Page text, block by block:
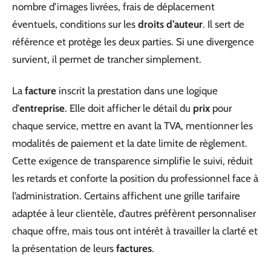
nombre d’images livrées, frais de déplacement
éventuels, conditions sur les droits d’auteur. Il sert de
référence et protège les deux parties. Si une divergence
survient, il permet de trancher simplement.
La facture inscrit la prestation dans une logique
d’entreprise. Elle doit afficher le détail du prix pour
chaque service, mettre en avant la TVA, mentionner les
modalités de paiement et la date limite de règlement.
Cette exigence de transparence simplifie le suivi, réduit
les retards et conforte la position du professionnel face à
l’administration. Certains affichent une grille tarifaire
adaptée à leur clientèle, d’autres préfèrent personnaliser
chaque offre, mais tous ont intérêt à travailler la clarté et
la présentation de leurs factures.